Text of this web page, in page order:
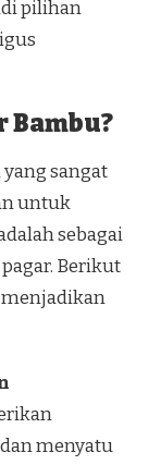
pilihan
Bambu?
sangat
untuk
sebagai
Berikut
menjadikan
menyatu